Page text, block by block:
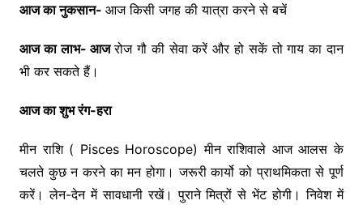
आज का नुकसान- आज किसी जगह की यात्रा करने से बचें
आज का लाभ- आजरोज गौ की सेवा करें और हो सकें तो गाय का दान
भी कर सकते हैं।
आज का शुभ रंग-हरा
मीन राशि ( Pisces Horoscope) मीन राशिवाले आज आलस के
चलते कुछ न करने का मन होगा। जरूरी कार्यो को प्राथमिकता से पूर्ण
करें। लेन-देन में सावधानी रखें। पुराने मित्रों से भेंट होगी। निवेश में